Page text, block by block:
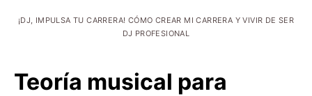
¡DJ, IMPULSA TU CARRERA! CÓMO CREAR MI CARRERA Y VIVIR DE SER
DJ PROFESIONAL
Teoría musical para